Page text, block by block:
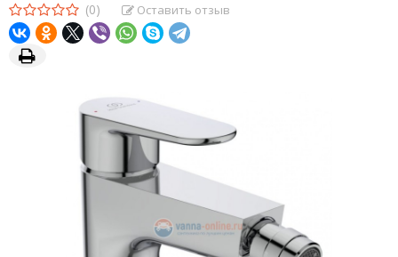
(0) Оставить отзыв